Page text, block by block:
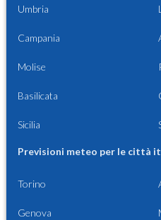
Umbria
Campania
Molise
Basilicata
Sicilia
Previsioni meteo per le città
Torino
Genova